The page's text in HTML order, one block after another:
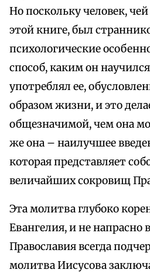
Но поскольку человек,
этой книге, был
психологические
способ, каким он
употреблял ее,
образом жизни, и это
общезначимой, чем она
же она – наилучшее
которая представляет
величайших сокровищ
Эта молитва глубоко
Евангелия, и не напрасно
Православия всегда
молитва Иисусова